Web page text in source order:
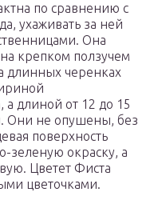
по сравнению с
ухаживать за ней
Она
на крепком ползучем
длинных черенках
а длиной от 12 до 15
Они не опушены, без
поверхность
зеленую окраску, а
Цветет Фиста
цветочками.